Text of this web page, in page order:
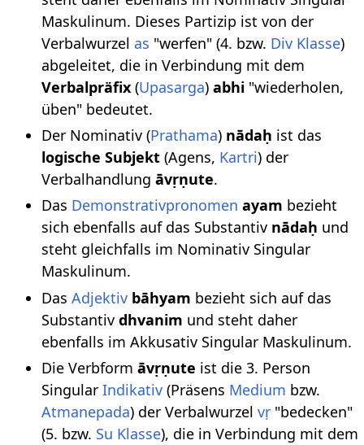
Maskulinum. Dieses Partizip ist von der
Verbalwurzel as "werfen" (4. bzw. Div Klasse)
abgeleitet, die in Verbindung mit dem
Verbalpräfix(Upasarga) abhi"wiederholen,
üben" bedeutet.
Der Nominativ (Prathama) nādaḥ ist das
logische Subjekt(Agens, Kartri) der
Verbalhandlung āvṛṇute.
Das Demonstrativpronomen ayam bezieht
sich ebenfalls auf das Substantiv nādaḥ und
steht gleichfalls im Nominativ Singular
Maskulinum.
Das Adjektiv bāhyam bezieht sich auf das
Substantiv dhvanim und steht daher
ebenfalls im Akkusativ Singular Maskulinum.
Die Verbform āvṛṇute ist die 3. Person
Singular Indikativ(Präsens Medium bzw.
Atmanepada) der Verbalwurzel vṛ"bedecken"
(5. bzw. Su Klasse), die in Verbindung mit dem